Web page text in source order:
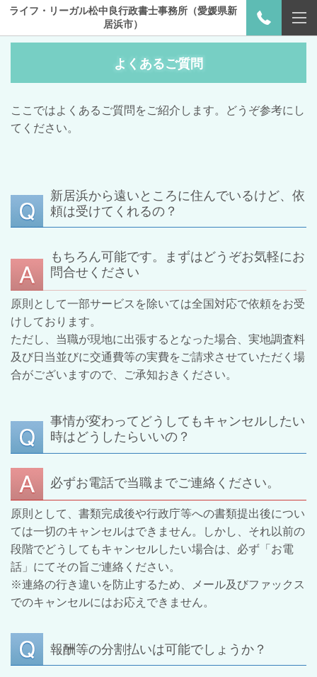
ライフ・リーガル松中良行政書士事務所（愛媛県新
居浜市）
よくあるご質問
ここではよくあるご質問をご紹介します。どうぞ参考にし
てください。
新居浜から遠いところに住んでいるけど、依
頼は受けてくれるの？
もちろん可能です。まずはどうぞお気軽にお
問合せください
原則として一部サービスを除いては全国対応で依頼をお受
けしております。
ただし、当職が現地に出張するとなった場合、実地調査料
及び日当並びに交通費等の実費をご請求させていただく場
合がございますので、ご承知おきください。
事情が変わってどうしてもキャンセルしたい
時はどうしたらいいの？
必ずお電話で当職までご連絡ください。
原則として、書類完成後や行政庁等への書類提出後につい
ては一切のキャンセルはできません。しかし、それ以前の
段階でどうしてもキャンセルしたい場合は、必ず「お電
話」にてその旨ご連絡ください。
※連絡の行き違いを防止するため、メール及びファックス
でのキャンセルにはお応えできません。
報酬等の分割払いは可能でしょうか？